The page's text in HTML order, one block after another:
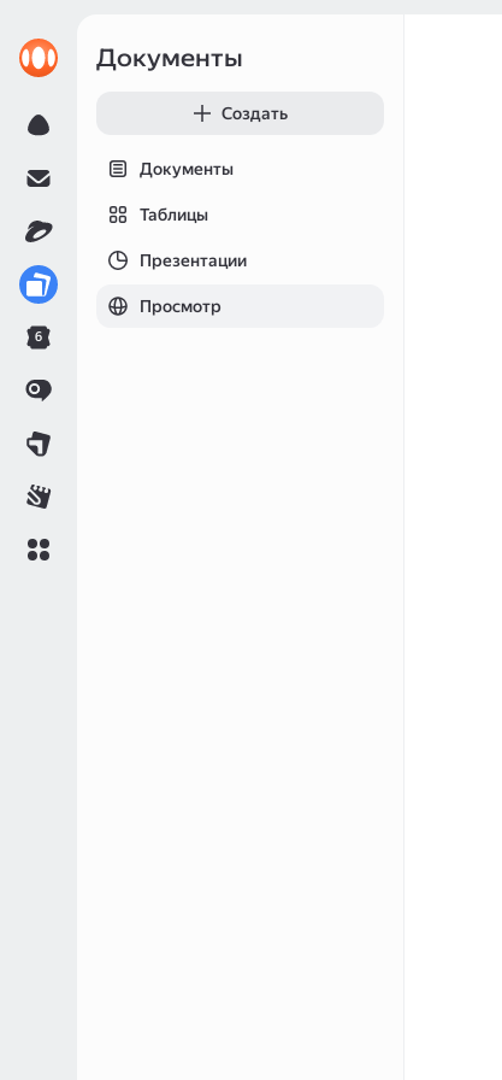
6
Документы
Создать
Документы
Таблицы
Презентации
Просмотр